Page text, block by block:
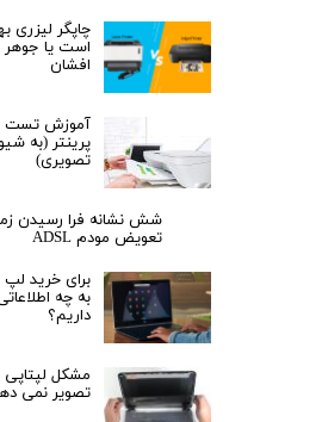
چاپگر لیزری
است یا جوهر
افشان
آموزش تست
پرینتر (به
تصویری)
شش نشانه فرا رسیدن
تعویض مودم ADSL
برای خرید لپ
به چه
داریم؟
مشکل لپتاپی
تصویر نمی